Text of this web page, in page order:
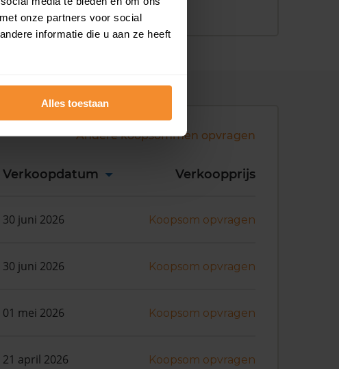
onze partners voor social
informatie die u aan ze heeft
Alles toestaan
Andere koopsommen opvragen
Verkoopdatum Verkoopprijs
30 juni 2026 Koopsom opvragen
30 juni 2026 Koopsom opvragen
01 mei 2026 Koopsom opvragen
21 april 2026 Koopsom opvragen